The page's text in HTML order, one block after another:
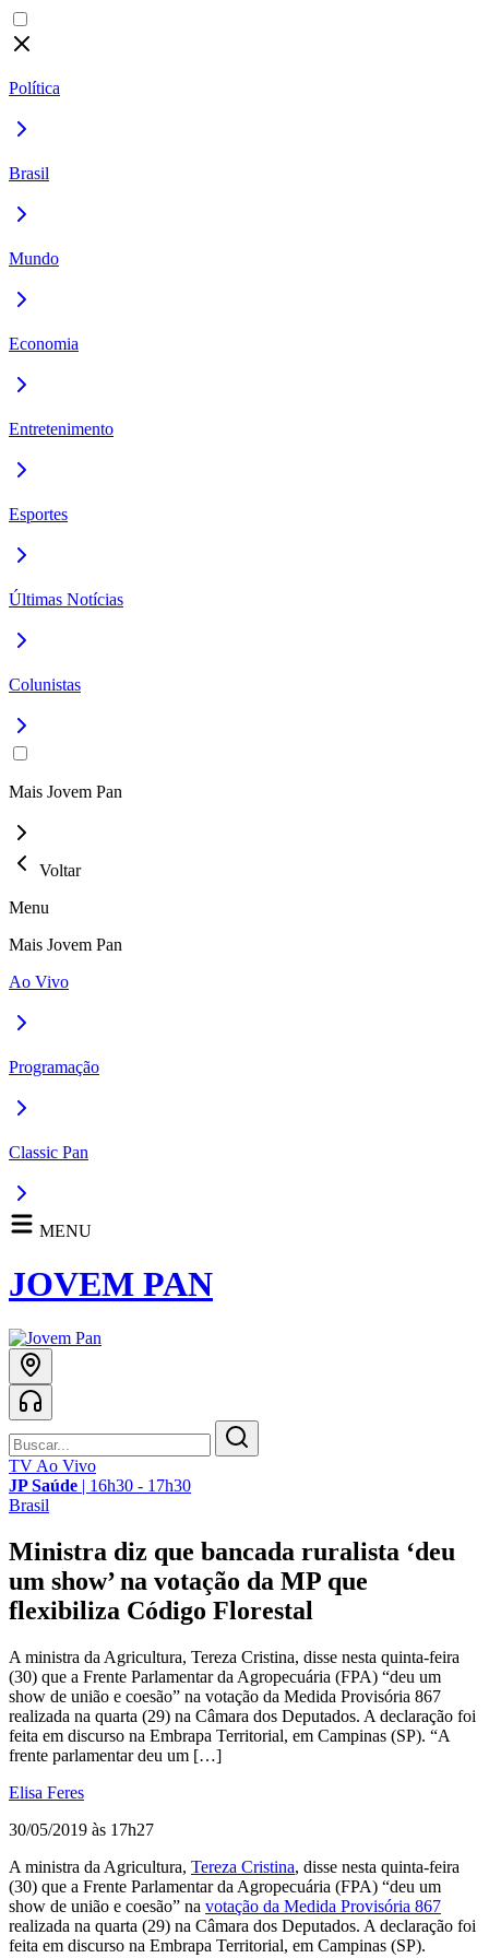
Política
Brasil
Mundo
Economia
Entretenimento
Esportes
Últimas Notícias
Colunistas
Mais Jovem Pan
Voltar
Menu
Mais Jovem Pan
Ao Vivo
Programação
Classic Pan
MENU
JOVEM PAN
TV Ao Vivo
JP Saúde | 16h30 - 17h30
Brasil
Ministra diz que bancada ruralista ‘deu
um show’ na votação da MP que
flexibiliza Código Florestal
A ministra da Agricultura, Tereza Cristina, disse nesta quinta-feira
(30) que a Frente Parlamentar da Agropecuária (FPA) “deu um
show de união e coesão” na votação da Medida Provisória 867
realizada na quarta (29) na Câmara dos Deputados. A declaração foi
feita em discurso na Embrapa Territorial, em Campinas (SP). “A
frente parlamentar deu um […]
Elisa Feres
30/05/2019 às 17h27
A ministra da Agricultura, Tereza Cristina, disse nesta quinta-feira
(30) que a Frente Parlamentar da Agropecuária (FPA) “deu um
show de união e coesão” na votação da Medida Provisória 867
realizada na quarta (29) na Câmara dos Deputados. A declaração foi
feita em discurso na Embrapa Territorial, em Campinas (SP).